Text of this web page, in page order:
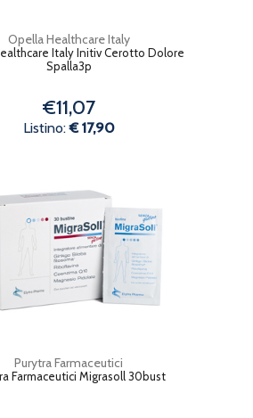
Opella Healthcare Italy
Italy Initiv Cerotto Dolore
Spalla3p
€11,07
Listino:€ 17,90
Purytra Farmaceutici
Farmaceutici Migrasoll 30bust